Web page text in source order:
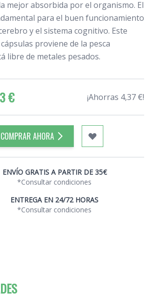
mejor absorbida por el organismo. El
para el buen funcionamiento
y el sistema cognitivo. Este
proviene de la pesca
libre de metales pesados.
€ ¡Ahorras 4,37 €!
COMPRAR AHORA
ENVÍO GRATIS A PARTIR DE 35€
*Consultar condiciones
ENTREGA EN 24/72 HORAS
*Consultar condiciones